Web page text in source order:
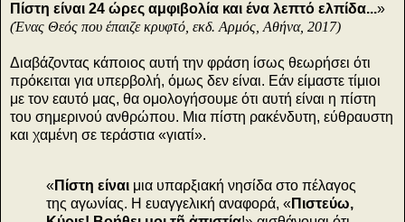
Πίστη είναι 24 ώρες αμφιβολία και ένα λεπτό ελπίδα...»
(Ένας Θεός που έπαιζε κρυφτό, εκδ. Αρμός, Αθήνα, 2017)
Διαβάζοντας κάποιος αυτή την φράση ίσως θεωρήσει ότι
πρόκειται για υπερβολή, όμως δεν είναι. Εάν είμαστε τίμιοι
με τον εαυτό μας, θα ομολογήσουμε ότι αυτή είναι η πίστη
του σημερινού ανθρώπου. Μια πίστη ρακένδυτη, εύθραυστη
και χαμένη σε τεράστια «γιατί».
«Πίστη είναι μια υπαρξιακή νησίδα στο πέλαγος
της αγωνίας. Η ευαγγελική αναφορά, «Πιστεύω,